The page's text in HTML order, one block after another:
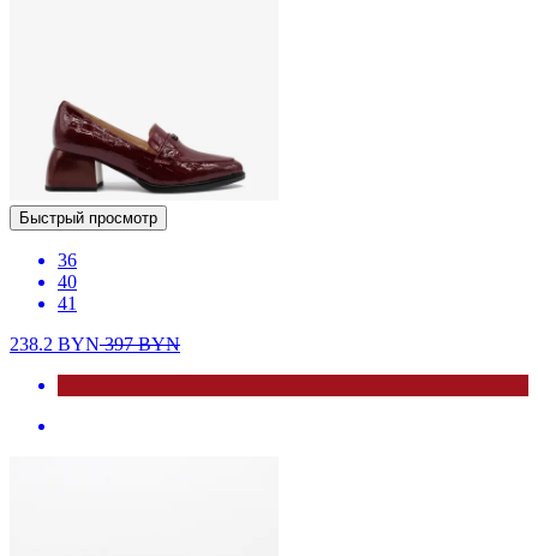
Быстрый просмотр
36
40
41
238.2 BYN397BYN